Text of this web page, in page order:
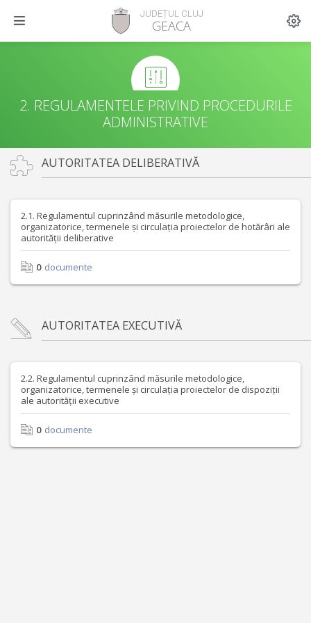
JUDEȚUL CLUJ
GEACA
2. REGULAMENTELE PRIVIND PROCEDURILE
ADMINISTRATIVE
AUTORITATEA DELIBERATIVĂ
2.1. Regulamentul cuprinzând măsurile metodologice,
organizatorice, termenele și circulația proiectelor de hotărâri ale
autorității deliberative
0 documente
AUTORITATEA EXECUTIVĂ
2.2. Regulamentul cuprinzând măsurile metodologice,
organizatorice, termenele și circulația proiectelor de dispoziții
ale autorității executive
0 documente